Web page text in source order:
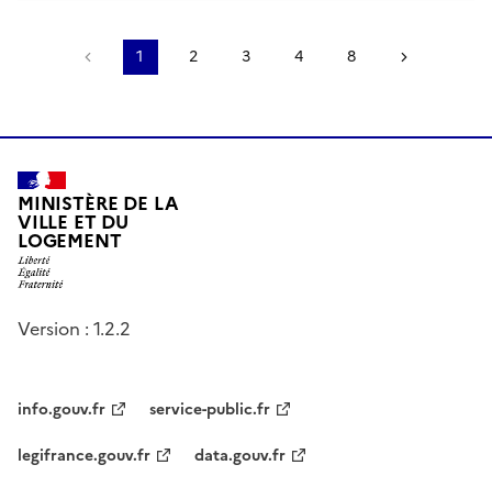
Page précédente
1 2 3 4 8
MINISTÈRE DE LA
VILLE ET DU
LOGEMENT
Version : 1.2.2
info.gouv.fr
service-public.fr
legifrance.gouv.fr
data.gouv.fr